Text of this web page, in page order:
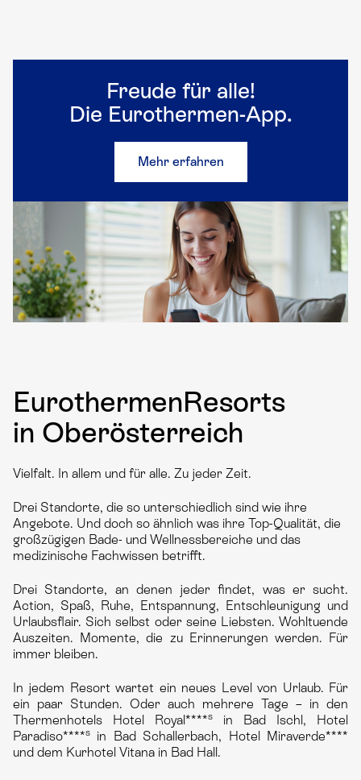
Freude für alle!
Die Eurothermen-App.
Mehr erfahren
Eurothermen­Resorts
in Oberösterreich
Vielfalt. In allem und für alle. Zu jeder Zeit.
Drei Standorte, die so unterschiedlich sind wie ihre
Angebote. Und doch so ähnlich was ihre Top-Qualität, die
großzügigen Bade- und Wellnessbereiche und das
medizinische Fachwissen betrifft.
Drei Standorte, an denen jeder findet, was er sucht.
Action, Spaß, Ruhe, Entspannung, Entschleunigung und
Urlaubsflair. Sich selbst oder seine Liebsten. Wohltuende
Auszeiten. Momente, die zu Erinnerungen werden. Für
immer bleiben.
In jedem Resort wartet ein neues Level von Urlaub. Für
ein paar Stunden. Oder auch mehrere Tage – in den
Thermenhotels Hotel Royal****s
in Bad Ischl, Hotel
Paradiso****s
in Bad Schallerbach, Hotel Miraverde****
und dem Kurhotel Vitana in Bad Hall.